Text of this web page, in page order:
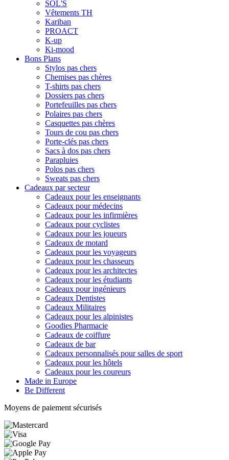
SOL'S
Vêtements TH
Kariban
PROACT
K-up
Ki-mood
Bons Plans
Stylos pas chers
Chemises pas chères
T-shirts pas chers
Dossiers pas chers
Portefeuilles pas chers
Polaires pas chers
Casquettes pas chères
Tours de cou pas chers
Porte-clés pas chers
Sacs à dos pas chers
Parapluies
Polos pas chers
Sweats pas chers
Cadeaux par secteur
Cadeaux pour les enseignants
Cadeaux pour médecins
Cadeaux pour les infirmières
Cadeaux pour cyclistes
Cadeaux pour les joueurs
Cadeaux de motard
Cadeaux pour les voyageurs
Cadeaux pour les chasseurs
Cadeaux pour les architectes
Cadeaux pour les étudiants
Cadeaux pour ingénieurs
Cadeaux Dentistes
Cadeaux Militaires
Cadeaux pour les alpinistes
Goodies Pharmacie
Cadeaux de coiffure
Cadeaux de bar
Cadeaux personnalisés pour salles de sport
Cadeaux pour les hôtels
Cadeaux pour les coureurs
Made in Europe
Be Different
Moyens de paiement sécurisés